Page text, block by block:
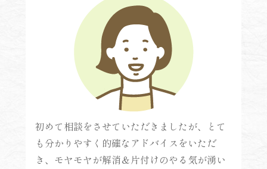
初めて相談をさせていただきましたが、とて
も分かりやすく的確なアドバイスをいただ
き、モヤモヤが解消＆片付けのやる気が湧い